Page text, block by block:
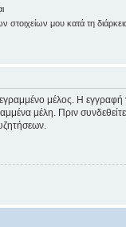
μου κατά τη
μέλος. Η
μέλη. Πριν